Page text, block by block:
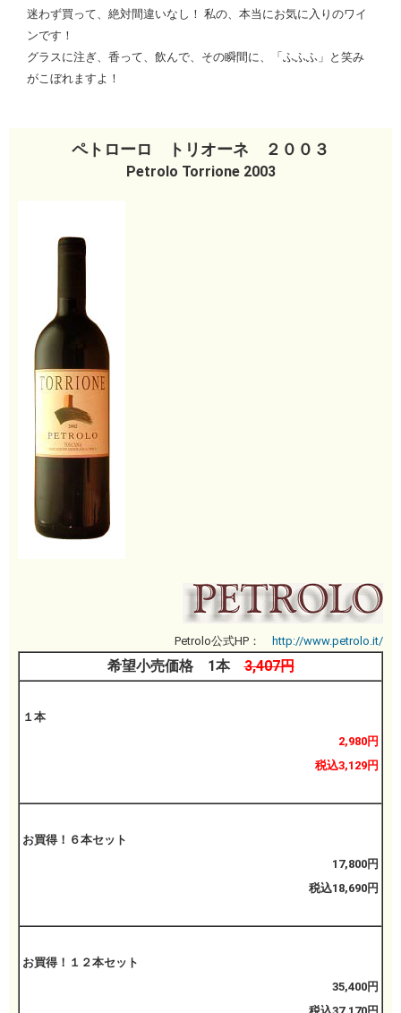
迷わず買って、絶対間違いなし！ 私の、本当にお気に入りのワイ
ンです！
グラスに注ぎ、香って、飲んで、その瞬間に、「ふふふ」と笑み
がこぼれますよ！
ペトローロ トリオーネ ２００３
Petrolo Torrione 2003
Petrolo公式HP： http://www.petrolo.it/
希望小売価格 1本 3,407円
１本
2,980円
税込3,129円
お買得！６本セット
17,800円
税込18,690円
お買得！１２本セット
35,400円